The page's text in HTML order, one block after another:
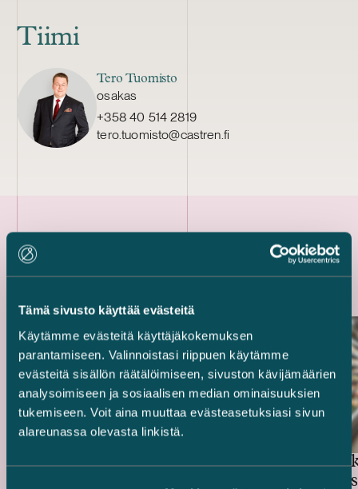
Tämä sivusto käyttää evästeitä
Käytämme evästeitä käyttäjäkokemuksen
parantamiseen. Valinnoistasi riippuen käytämme
evästeitä sisällön räätälöimiseen, sivuston kävijämäärien
analysoimiseen ja sosiaalisen median ominaisuuksien
tukemiseen. Voit aina muuttaa evästeasetuksiasi sivun
alareunassa olevasta linkistä.
Tiimi
Tero Tuomisto
osakas
+358 40 514 2819
tero.tuomisto@castren.fi
Uusimmat referenssit
Rahoittajat ja
Trophin